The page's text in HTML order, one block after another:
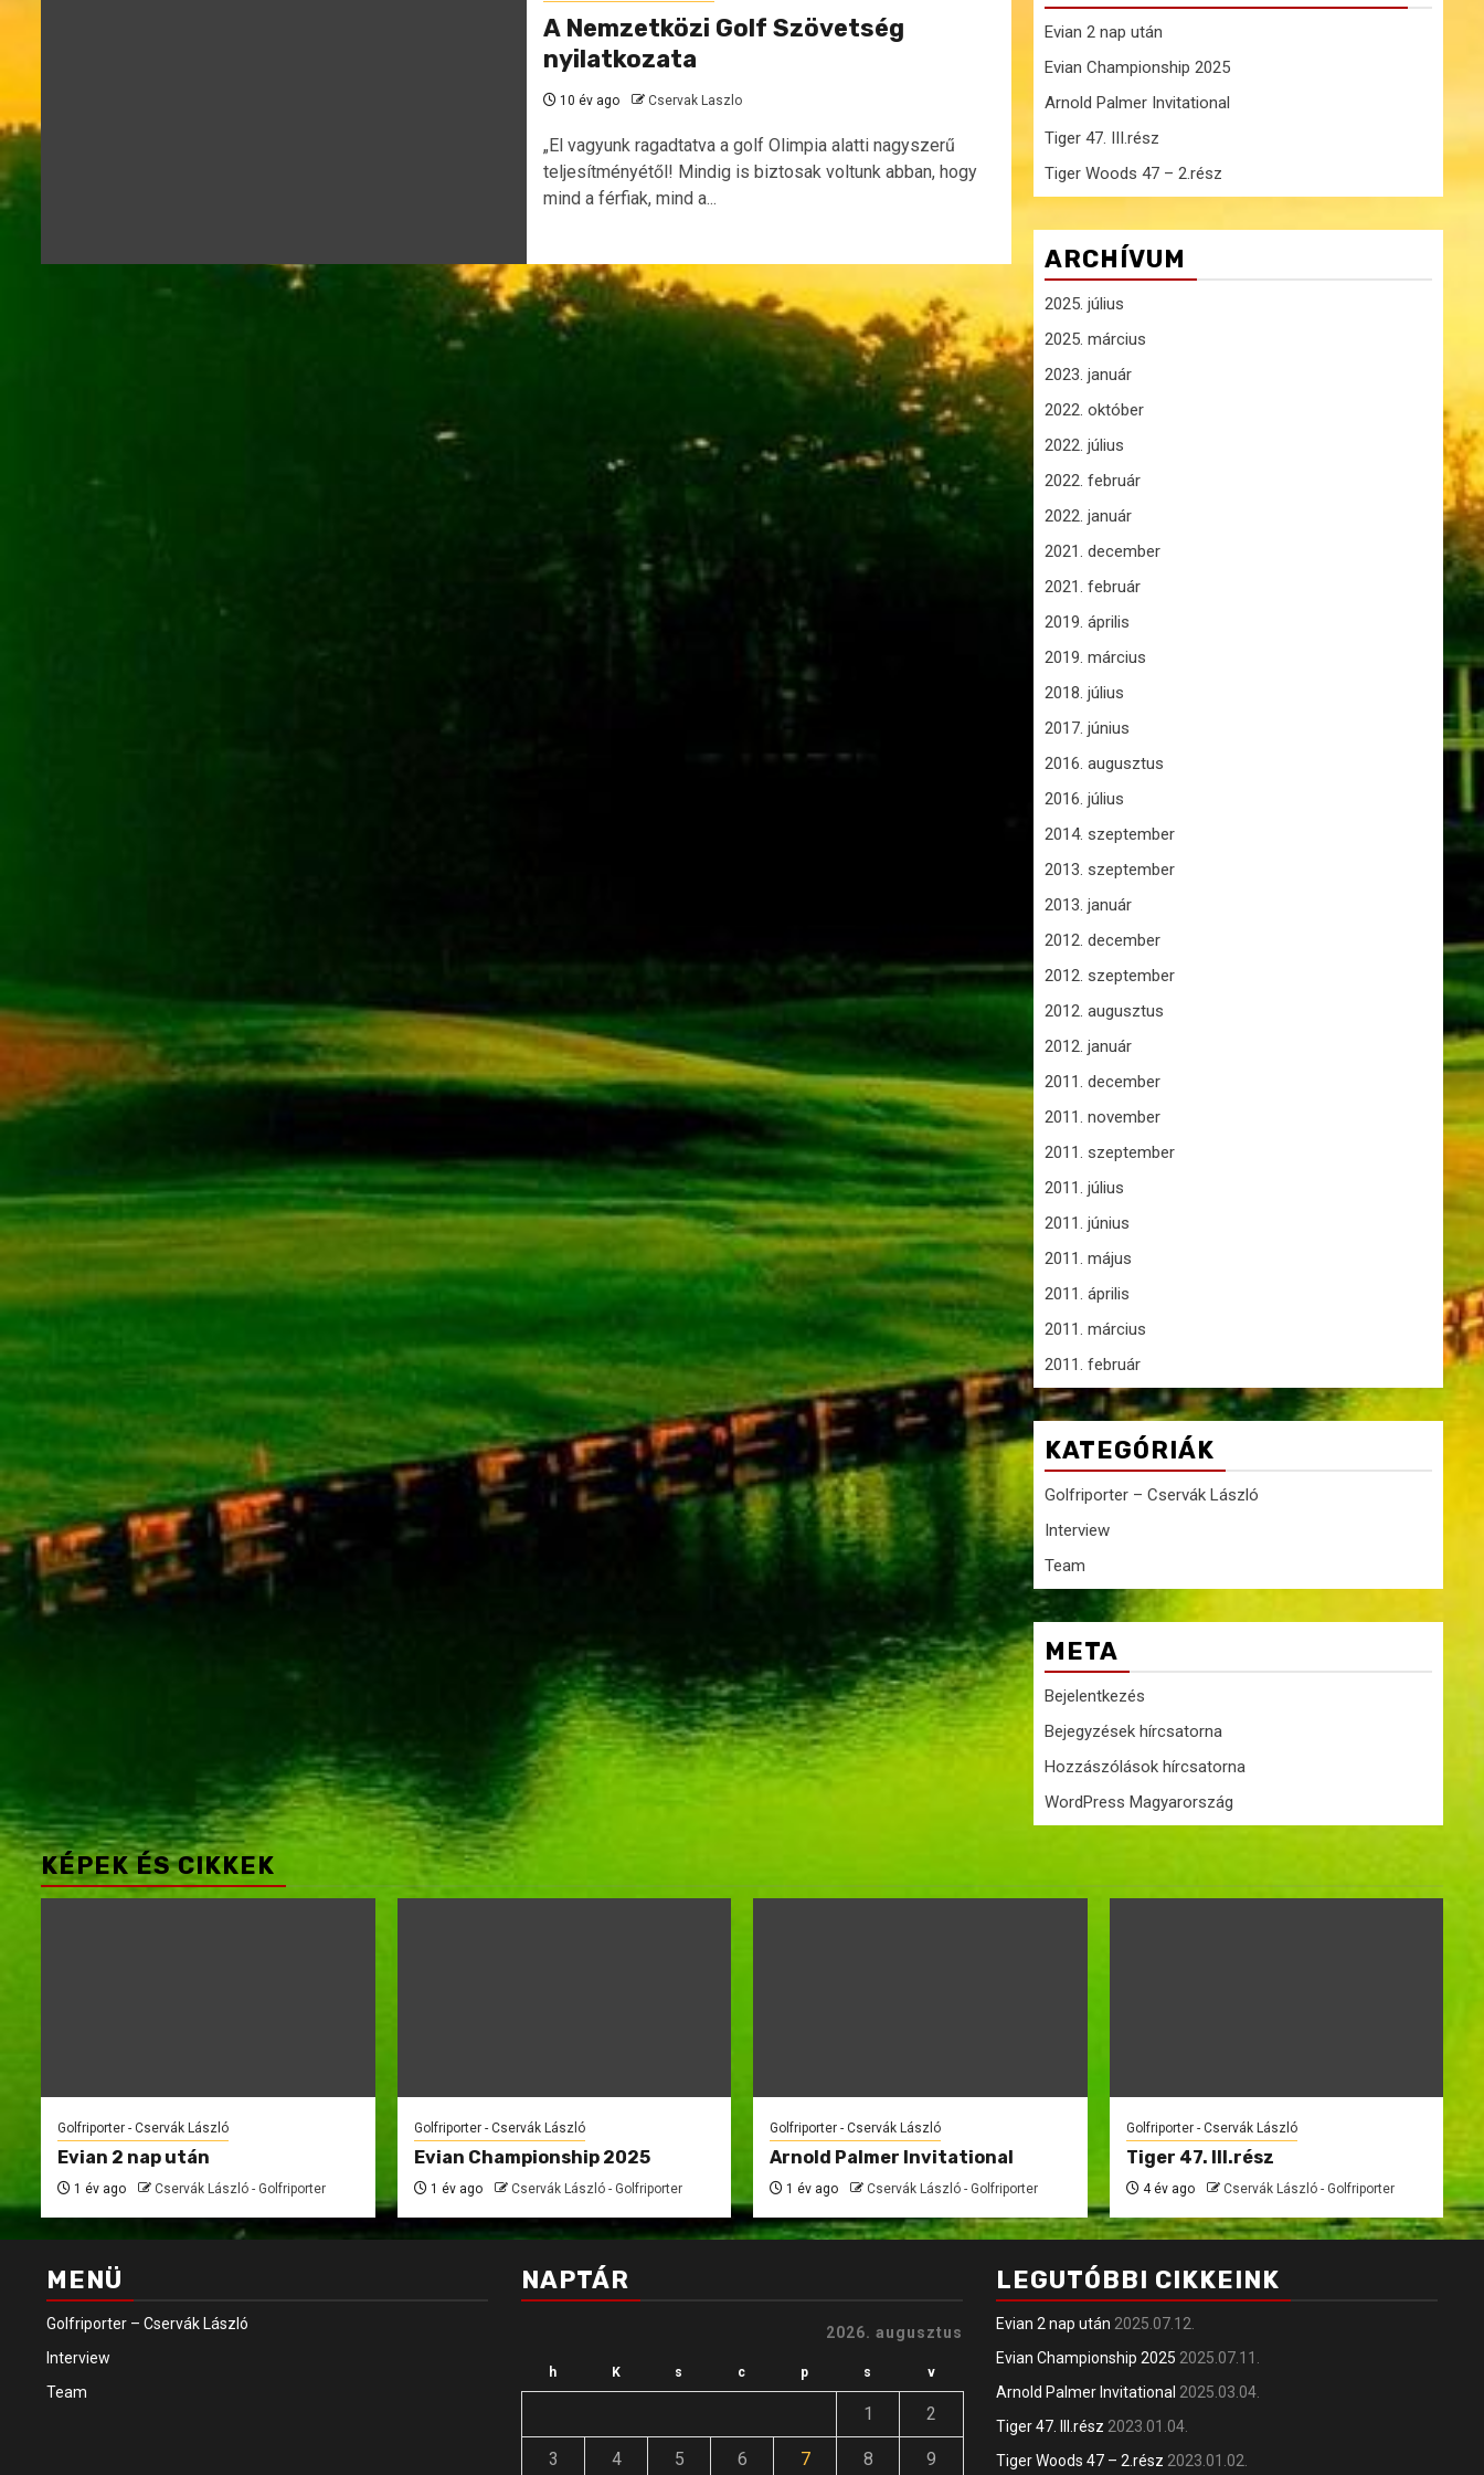
A Nemzetközi Golf Szövetség
nyilatkozata
10 év ago Cservak Laszlo
„El vagyunk ragadtatva a golf Olimpia alatti nagyszerű
teljesítményétől! Mindig is biztosak voltunk abban, hogy
mind a férfiak, mind a...
Evian 2 nap után
Evian Championship 2025
Arnold Palmer Invitational
Tiger 47. III.rész
Tiger Woods 47 – 2.rész
ARCHÍVUM
2025. július
2025. március
2023. január
2022. október
2022. július
2022. február
2022. január
2021. december
2021. február
2019. április
2019. március
2018. július
2017. június
2016. augusztus
2016. július
2014. szeptember
2013. szeptember
2013. január
2012. december
2012. szeptember
2012. augusztus
2012. január
2011. december
2011. november
2011. szeptember
2011. július
2011. június
2011. május
2011. április
2011. március
2011. február
KATEGÓRIÁK
Golfriporter – Cservák László
Interview
Team
META
Bejelentkezés
Bejegyzések hírcsatorna
Hozzászólások hírcsatorna
WordPress Magyarország
KÉPEK ÉS CIKKEK
Golfriporter - Cservák László
Evian 2 nap után
1 év ago Cservák László - Golfriporter
Golfriporter - Cservák László
Evian Championship 2025
1 év ago Cservák László - Golfriporter
Golfriporter - Cservák László
Arnold Palmer Invitational
1 év ago Cservák László - Golfriporter
Golfriporter - Cservák László
Tiger 47. III.rész
4 év ago Cservák László - Golfriporter
MENÜ
Golfriporter – Cservák László
Interview
Team
NAPTÁR
2026. augusztus
h K s c p s v
1 2
3 4 5 6 7 8 9
LEGUTÓBBI CIKKEINK
Evian 2 nap után 2025.07.12.
Evian Championship 2025 2025.07.11.
Arnold Palmer Invitational 2025.03.04.
Tiger 47. III.rész 2023.01.04.
Tiger Woods 47 – 2.rész 2023.01.02.